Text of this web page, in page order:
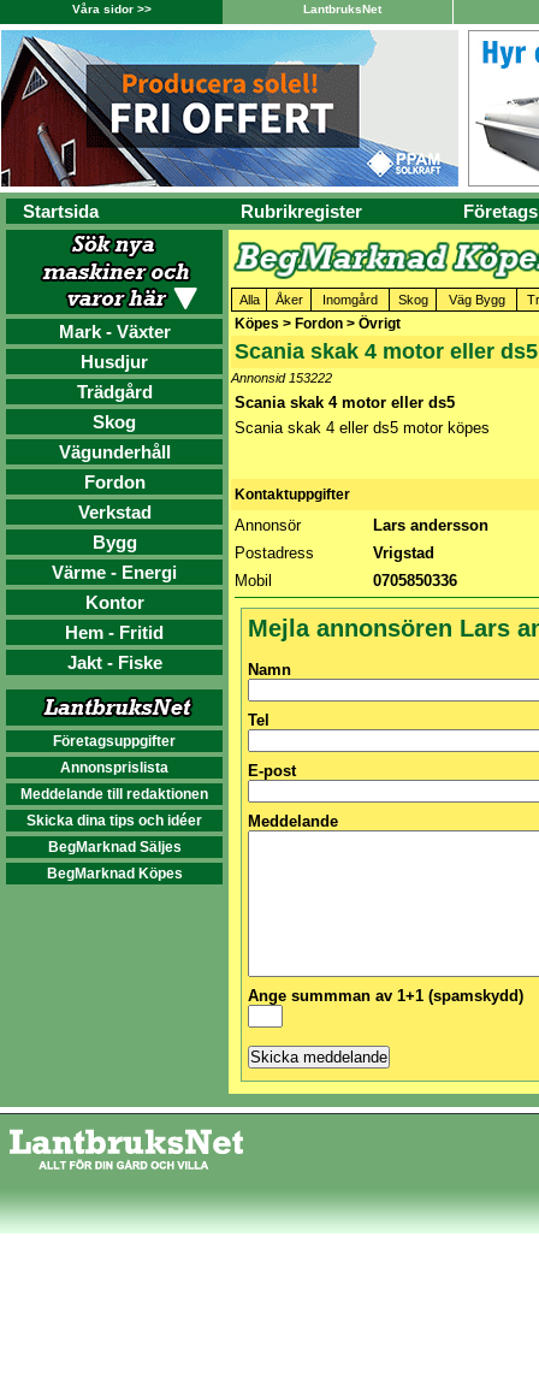
Våra sidor >> LantbruksNet
Startsida Rubrikregister
Mark - Växter
Husdjur
Trädgård
Skog
Vägunderhåll
Fordon
Verkstad
Bygg
Värme - Energi
Kontor
Hem - Fritid
Jakt - Fiske
Företagsuppgifter
Annonsprislista
Meddelande till redaktionen
Skicka dina tips och idéer
BegMarknad Säljes
BegMarknad Köpes
Alla Åker Inomgård Skog Väg Bygg
Köpes > Fordon > Övrigt
Scania skak 4 motor eller ds5
Annonsid 153222
Scania skak 4 motor eller ds5
Scania skak 4 eller ds5 motor köpes
Kontaktuppgifter
Annonsör
Lars andersson
Postadress
Vrigstad
Mobil
0705850336
Mejla annonsören Lars
Namn
Tel
E-post
Meddelande
Ange summman av 1+1 (spamskydd)